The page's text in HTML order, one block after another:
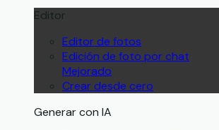
Editor
Editor de fotos
Edición de foto por chat
Mejorado
Crear desde cero
Generar con IA